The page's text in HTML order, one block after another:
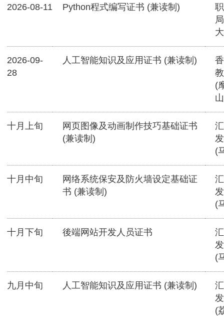
2026-08-11 Python程式编写证书 (兼读制)
2026-09-
28
人工智能知识及应用证书 (兼读制)
(
十月上旬
网页图像及动画制作技巧基础证书
(兼读制)
(
十月中旬
网络系统保安及防火墙设定基础证
书 (兼读制)
(
十月下旬 後端网站开发人员证书
(
九月中旬 人工智能知识及应用证书 (兼读制)
(